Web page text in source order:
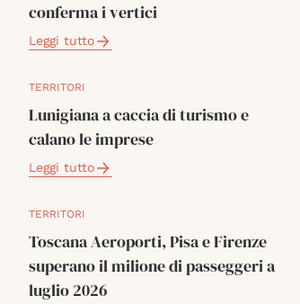
conferma i vertici
Leggi tutto
TERRITORI
Lunigiana a caccia di turismo e
calano le imprese
Leggi tutto
TERRITORI
Toscana Aeroporti, Pisa e Firenze
superano il milione di passeggeri a
luglio 2026